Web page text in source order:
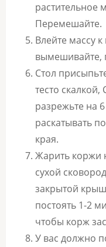
растительное
Перемешайте.
Влейте массу
вымешивайте,
Стол
тесто скалкой,
разрежьте на
раскатывать
края.
Жарить коржи
сухой
закрытой
постоять 1-2
чтобы корж
У вас должно